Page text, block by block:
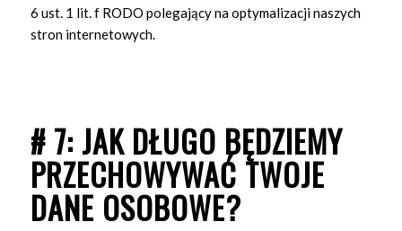
6 ust. 1 lit. f RODO polegający na optymalizacji naszych
stron internetowych.
# 7: JAK DŁUGO BĘDZIEMY
PRZECHOWYWAĆ TWOJE
DANE OSOBOWE?